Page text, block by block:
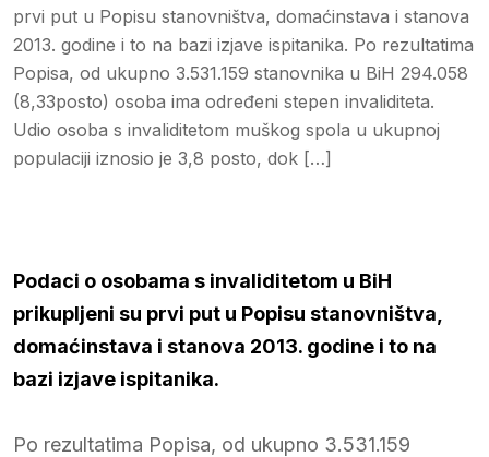
prvi put u Popisu stanovništva, domaćinstava i stanova
2013. godine i to na bazi izjave ispitanika. Po rezultatima
Popisa, od ukupno 3.531.159 stanovnika u BiH 294.058
(8,33posto) osoba ima određeni stepen invaliditeta.
Udio osoba s invaliditetom muškog spola u ukupnoj
populaciji iznosio je 3,8 posto, dok […]
Podaci o osobama s invaliditetom u BiH
prikupljeni su prvi put u Popisu stanovništva,
domaćinstava i stanova 2013. godine i to na
bazi izjave ispitanika.
Po rezultatima Popisa, od ukupno 3.531.159